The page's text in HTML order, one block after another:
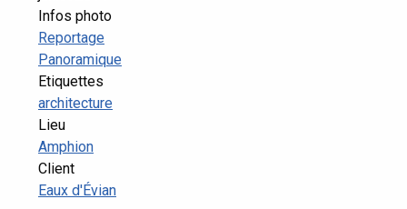
Infos photo
Reportage
Panoramique
Etiquettes
architecture
Lieu
Amphion
Client
Eaux d'Évian